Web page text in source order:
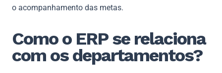
o acompanhamento das metas.
Como o ERP se relaciona
com os departamentos?